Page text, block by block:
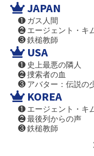
JAPAN
❶ ガス人間
❷ エージェント・キ
❸ 鉄槌教師
USA
❶ 史上最悪の隣人
❷ 捜索者の血
❸ アバター：伝説の
KOREA
❶ エージェント・キ
❷ 最後列からの声
❸ 鉄槌教師